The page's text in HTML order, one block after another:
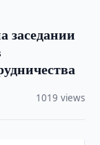
заседании
1019 views